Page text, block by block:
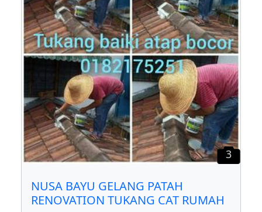
3
NUSA BAYU GELANG PATAH
RENOVATION TUKANG CAT RUMAH